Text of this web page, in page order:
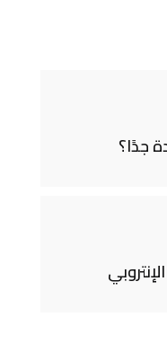
جدًا؟